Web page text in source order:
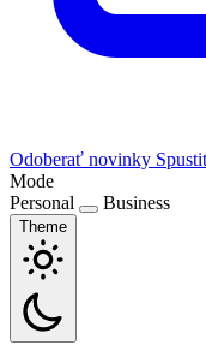
Odoberať novinky
Mode
Personal
Business
Theme